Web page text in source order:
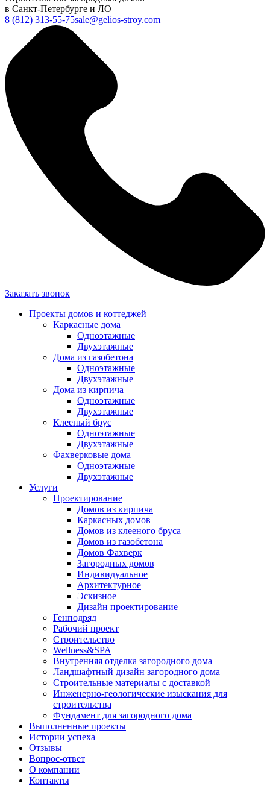
в Санкт-Петербурге и ЛО
8 (812) 313-55-75sale@gelios-stroy.com
Заказать звонок
Проекты домов и коттеджей
Каркасные дома
Одноэтажные
Двухэтажные
Дома из газобетона
Одноэтажные
Двухэтажные
Дома из кирпича
Одноэтажные
Двухэтажные
Клееный брус
Одноэтажные
Двухэтажные
Фахверковые дома
Одноэтажные
Двухэтажные
Услуги
Проектирование
Домов из кирпича
Каркасных домов
Домов из клееного бруса
Домов из газобетона
Домов Фахверк
Загородных домов
Индивидуальное
Архитектурное
Эскизное
Дизайн проектирование
Генподряд
Рабочий проект
Строительство
Wellness&SPA
Внутренняя отделка загородного дома
Ландшафтный дизайн загородного дома
Строительные материалы с доставкой
Инженерно-геологические изыскания для
строительства
Фундамент для загородного дома
Выполненные проекты
Истории успеха
Отзывы
Вопрос-ответ
О компании
Контакты